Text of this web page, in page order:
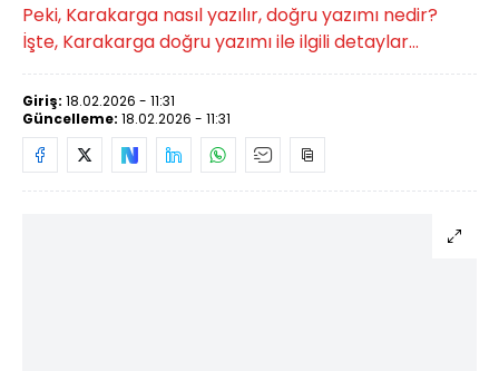
Peki, Karakarga nasıl yazılır, doğru yazımı nedir?
İşte, Karakarga doğru yazımı ile ilgili detaylar...
Giriş: 18.02.2026 - 11:31
Güncelleme: 18.02.2026 - 11:31